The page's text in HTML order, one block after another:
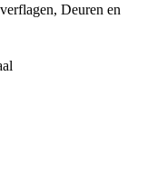
, Deuren en